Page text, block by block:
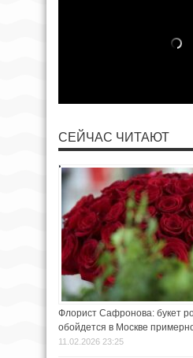
СЕЙЧАС ЧИТАЮТ
Флорист Сафронова: букет
обойдется в Москве
11.02.2026 23:25